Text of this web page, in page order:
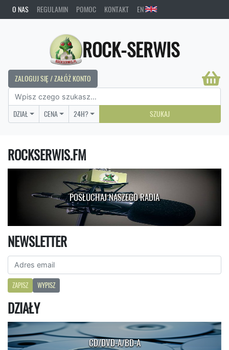
O NAS REGULAMIN POMOC KONTAKT EN
ROCK-SERWIS
ZALOGUJ SIĘ / ZAŁÓŻ KONTO
DZIAŁ CENA 24H? SZUKAJ
ROCKSERWIS.FM
POSŁUCHAJ NASZEGO RADIA
NEWSLETTER
ZAPISZ WYPISZ
DZIAŁY
CD/DVD-A/BD-A